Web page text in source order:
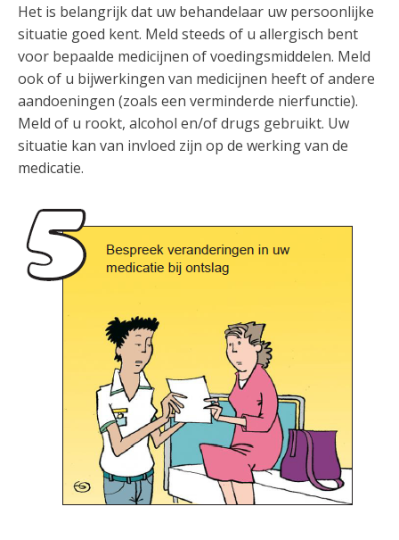
Het is belangrijk dat uw behandelaar uw persoonlijke
situatie goed kent. Meld steeds of u allergisch bent
voor bepaalde medicijnen of voedingsmiddelen. Meld
ook of u bijwerkingen van medicijnen heeft of andere
aandoeningen (zoals een verminderde nierfunctie).
Meld of u rookt, alcohol en/of drugs gebruikt. Uw
situatie kan van invloed zijn op de werking van de
medicatie.